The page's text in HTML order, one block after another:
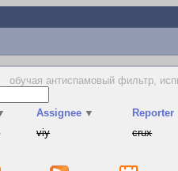
обучая антиспамовый фильтр,
Assignee ▼ Reporter
viy crux